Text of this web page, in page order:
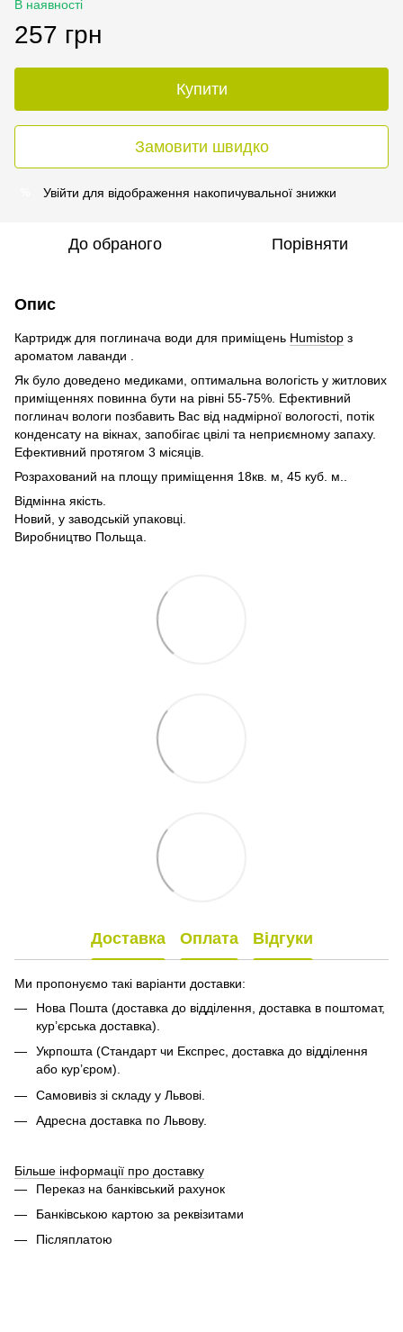
В наявності
257 грн
Купити
Замовити швидко
Увійти для відображення накопичувальної знижки
До обраного Порівняти
Опис
Картридж для поглинача води для приміщень Humistop з
ароматом лаванди .
Як було доведено медиками, оптимальна вологість у житлових
приміщеннях повинна бути на рівні 55-75%. Ефективний
поглинач вологи позбавить Вас від надмірної вологості, потік
конденсату на вікнах, запобігає цвілі та неприємному запаху.
Ефективний протягом 3 місяців.
Розрахований на площу приміщення 18кв. м, 45 куб. м..
Відмінна якість.
Новий, у заводській упаковці.
Виробництво Польща.
Доставка Оплата Відгуки
Ми пропонуємо такі варіанти доставки:
Нова Пошта (доставка до відділення, доставка в поштомат,
кур’єрська доставка).
Укрпошта (Стандарт чи Експрес, доставка до відділення
або кур’єром).
Самовивіз зі складу у Львові.
Адресна доставка по Львову.
Більше інформації про доставку
Переказ на банківський рахунок
Банківською картою за реквізитами
Післяплатою